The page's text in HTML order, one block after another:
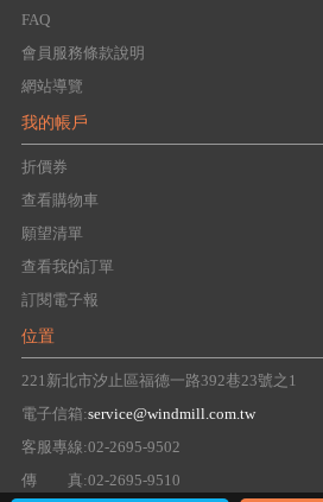
FAQ
會員服務條款說明
網站導覽
我的帳戶
折價券
查看購物車
願望清單
查看我的訂單
訂閱電子報
位置
221新北市汐止區福德一路392巷23號之1
電子信箱:service@windmill.com.tw
客服專線:02-2695-9502
傳 真:02-2695-9510